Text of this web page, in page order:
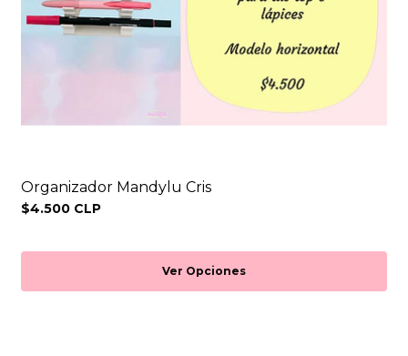
Organizador Mandylu Cris
$4.500 CLP
Ver Opciones